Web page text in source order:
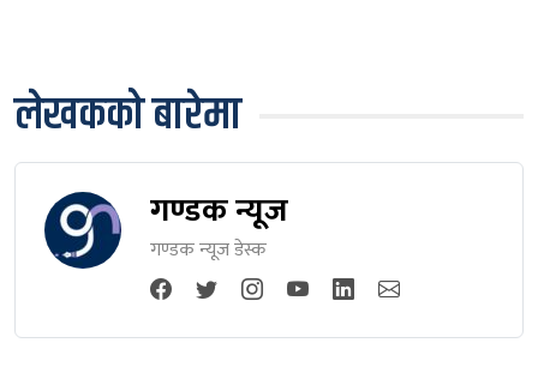
लेखकको बारेमा
गण्डक न्यूज
गण्डक न्यूज डेस्क